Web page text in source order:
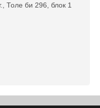
Толе би 296, блок 1